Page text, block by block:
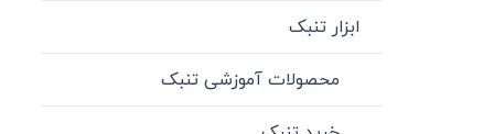
ابزار تنبک
محصولات آموزشی تنبک